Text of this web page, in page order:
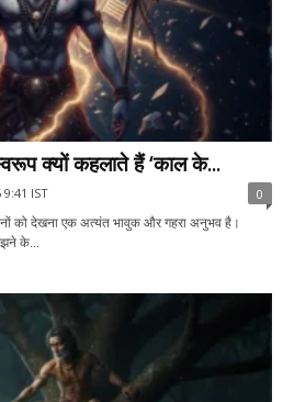
क्यों कहलाते हैं ‘काल के...
IST 0
को देखना एक अत्यंत भावुक और गहरा अनुभव है।
के...